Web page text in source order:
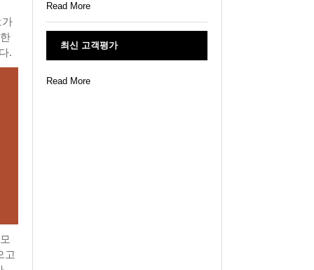
가
.
고
Read More
최신 고객평가
Read More